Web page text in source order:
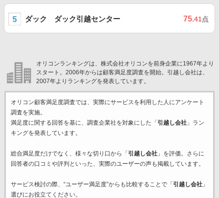
ダック ダック引越センター 75.41点
オリコンランキングは、株式会社オリコンを前身企業に1967年より
スタート。2006年からは顧客満足度調査を開始。引越し会社は、
2007年よりランキングを発表しています。
オリコン顧客満足度調査では、実際にサービスを利用した 人にアンケート
調査を実施。
満足度に関する回答を基に、調査企業社を対象にした「 引越し会社」ラン
キングを発表しています。
総合満足度だけでなく、様々な切り口から「 引越し会社」を評価。さらに
回答者の口コミや評判といった、実際のユーザーの声も掲載しています。
サービス検討の際、“ユーザー満足度”からも比較することで「 引越し会社」
選びにお役立てください。